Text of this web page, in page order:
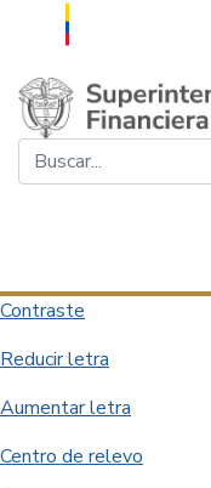
Saltar al contenido
Contraste
Reducir letra
Aumentar letra
Centro de relevo